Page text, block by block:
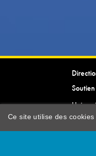
Ce site utilise des